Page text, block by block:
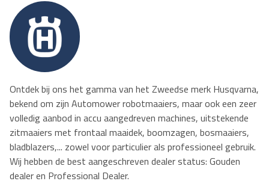
Ontdek bij ons het gamma van het Zweedse merk Husqvarna,
bekend om zijn Automower robotmaaiers, maar ook een zeer
volledig aanbod in accu aangedreven machines, uitstekende
zitmaaiers met frontaal maaidek, boomzagen, bosmaaiers,
bladblazers,... zowel voor particulier als professioneel gebruik.
Wij hebben de best aangeschreven dealer status: Gouden
dealer en Professional Dealer.